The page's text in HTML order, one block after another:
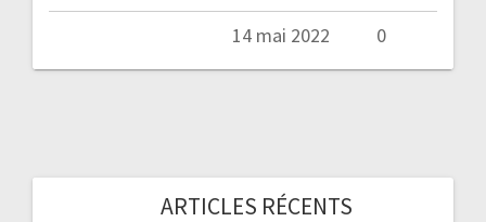
14 mai 2022 0
ARTICLES RÉCENTS